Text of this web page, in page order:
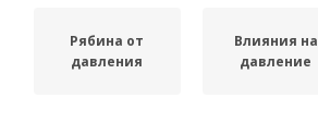
Рябина от
давления
Влияния на
давление